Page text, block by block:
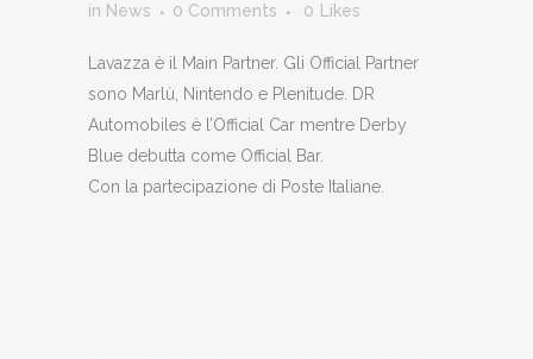
in News 0 Comments 0 Likes
Lavazza è il Main Partner. Gli Official Partner
sono Marlù, Nintendo e Plenitude. DR
Automobiles è l’Official Car mentre Derby
Blue debutta come Official Bar.
Con la partecipazione di Poste Italiane.